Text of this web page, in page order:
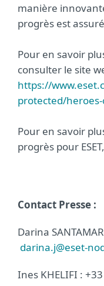
manière
progrès est
Pour en savoir
consulter le site
https://
protected/
Pour en savoir
progrès pour
Contact Presse :
Darina
darina.j@eset-
Ines KHELIFI :